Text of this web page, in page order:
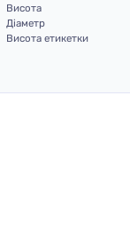
Висота
Діаметр
Висота етикетки